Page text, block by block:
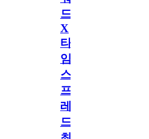
드
X
타
임
스
프
레
드]